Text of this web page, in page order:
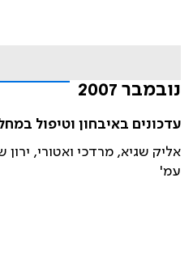
נובמבר 2007
עדכונים באיבחון וטיפול
אליק שגיא, מרדכי ואטורי, ירון
עמ'